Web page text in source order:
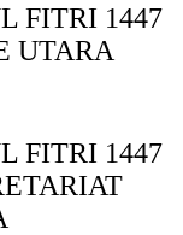
FITRI 1447
UTARA
FITRI 1447